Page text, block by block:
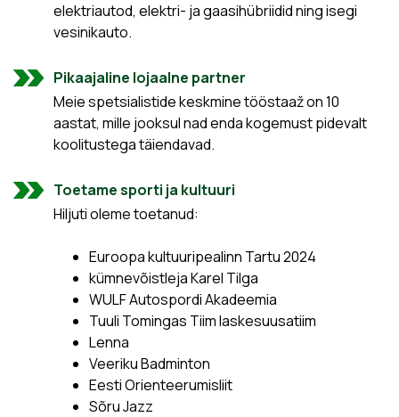
elektriautod, elektri- ja gaasihübriidid ning isegi
vesinikauto.
Pikaajaline lojaalne partner
Meie spetsialistide keskmine tööstaaž on 10
aastat, mille jooksul nad enda kogemust pidevalt
koolitustega täiendavad.
Toetame sporti ja kultuuri
Hiljuti oleme toetanud:
Euroopa kultuuripealinn Tartu 2024
kümnevõistleja Karel Tilga
WULF Autospordi Akadeemia
Tuuli Tomingas Tiim laskesuusatiim
Lenna
Veeriku Badminton
Eesti Orienteerumisliit
Sõru Jazz